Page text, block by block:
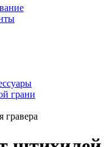
грани
гравера